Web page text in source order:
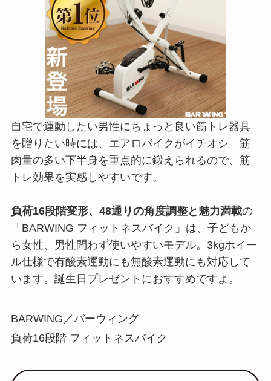
自宅で運動したい男性にちょっと良い筋トレ器具
を贈りたい時には、エアロバイクがイチオシ。筋
肉量の多い下半身を重点的に鍛えられるので、筋
トレ効果を実感しやすいです。
負荷16段階変形、48通りの角度調整と魅力満載の
「BARWING フィットネスバイク」は、子どもか
ら女性、男性問わず使いやすいモデル。3kgホイー
ル仕様で有酸素運動にも無酸素運動にも対応して
います。誕生日プレゼントにおすすめですよ。
BARWING／バーウィング
負荷16段階 フィットネスバイク